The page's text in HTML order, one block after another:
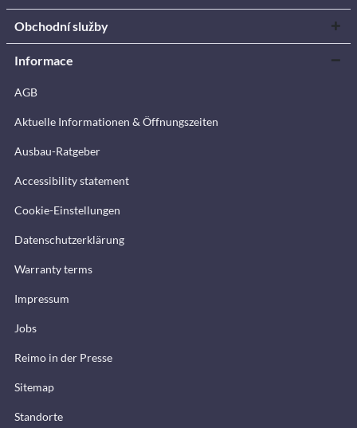
Obchodní služby
Informace
AGB
Aktuelle Informationen & Öffnungszeiten
Ausbau-Ratgeber
Accessibility statement
Cookie-Einstellungen
Datenschutzerklärung
Warranty terms
Impressum
Jobs
Reimo in der Presse
Sitemap
Standorte